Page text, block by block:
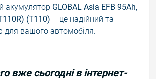
акумулятор GLOBAL Asia EFB 95Ah,
(T110) – це надійний та
для вашого автомобіля.
вже сьогодні в інтернет-